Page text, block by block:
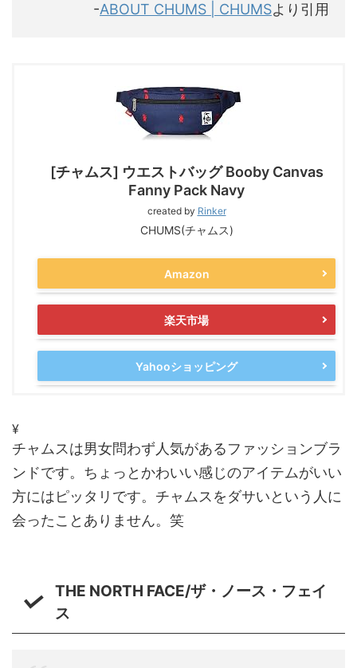
-ABOUT CHUMS | CHUMSより引用
[チャムス] ウエストバッグ Booby Canvas
Fanny Pack Navy
created by Rinker
CHUMS(チャムス)
Amazon
楽天市場
Yahooショッピング
¥
チャムスは男女問わず人気があるファッションブラ
ンドです。ちょっとかわいい感じのアイテムがいい
方にはピッタリです。チャムスをダサいという人に
会ったことありません。笑
THE NORTH FACE/ザ・ノース・フェイ
ス